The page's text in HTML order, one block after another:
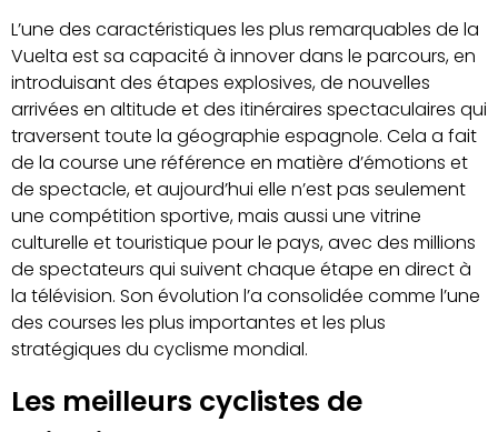
L’une des caractéristiques les plus remarquables de la
Vuelta est sa capacité à innover dans le parcours, en
introduisant des étapes explosives, de nouvelles
arrivées en altitude et des itinéraires spectaculaires qui
traversent toute la géographie espagnole. Cela a fait
de la course une référence en matière d’émotions et
de spectacle, et aujourd’hui elle n’est pas seulement
une compétition sportive, mais aussi une vitrine
culturelle et touristique pour le pays, avec des millions
de spectateurs qui suivent chaque étape en direct à
la télévision. Son évolution l’a consolidée comme l’une
des courses les plus importantes et les plus
stratégiques du cyclisme mondial.
Les meilleurs cyclistes de